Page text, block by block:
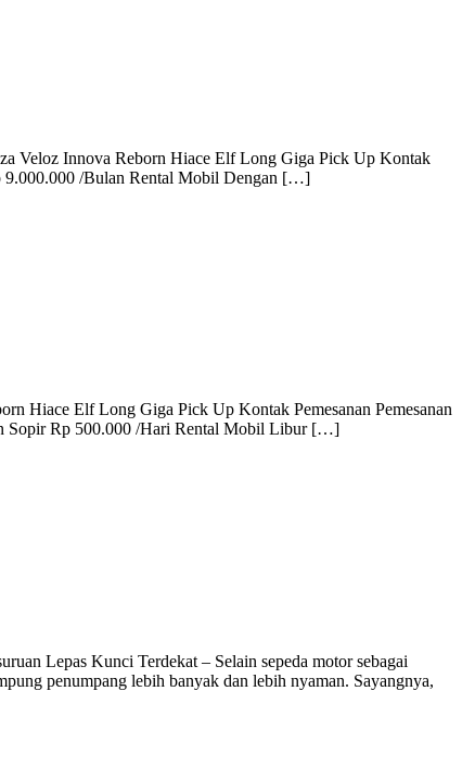
Veloz Innova Reborn Hiace Elf Long Giga Pick Up Kontak
9.000.000 /Bulan Rental Mobil Dengan […]
Hiace Elf Long Giga Pick Up Kontak Pemesanan Pemesanan
Sopir Rp 500.000 /Hari Rental Mobil Libur […]
Lepas Kunci Terdekat – Selain sepeda motor sebagai
penumpang lebih banyak dan lebih nyaman. Sayangnya,